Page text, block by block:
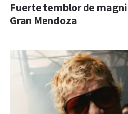
Fuerte temblor de
Gran Mendoza